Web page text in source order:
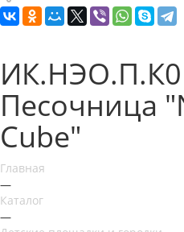
Песочница
Cube"
Главная
—
Каталог
—